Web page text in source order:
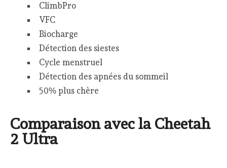
ClimbPro
VFC
Biocharge
Détection des siestes
Cycle menstruel
Détection des apnées du sommeil
50% plus chère
Comparaison avec la Cheetah
2 Ultra